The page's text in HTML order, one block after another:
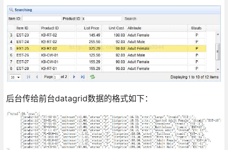
后台传给前台datagrid数据的格式如下：